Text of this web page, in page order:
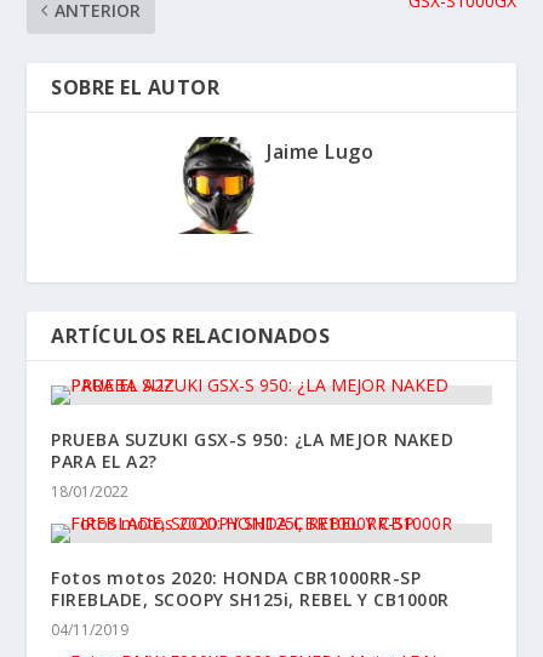
ANTERIOR
SOBRE EL AUTOR
Jaime Lugo
ARTÍCULOS RELACIONADOS
PRUEBA SUZUKI GSX-S 950: ¿LA MEJOR NAKED
PARA EL A2?
18/01/2022
Fotos motos 2020: HONDA CBR1000RR-SP
FIREBLADE, SCOOPY SH125i, REBEL Y CB1000R
04/11/2019